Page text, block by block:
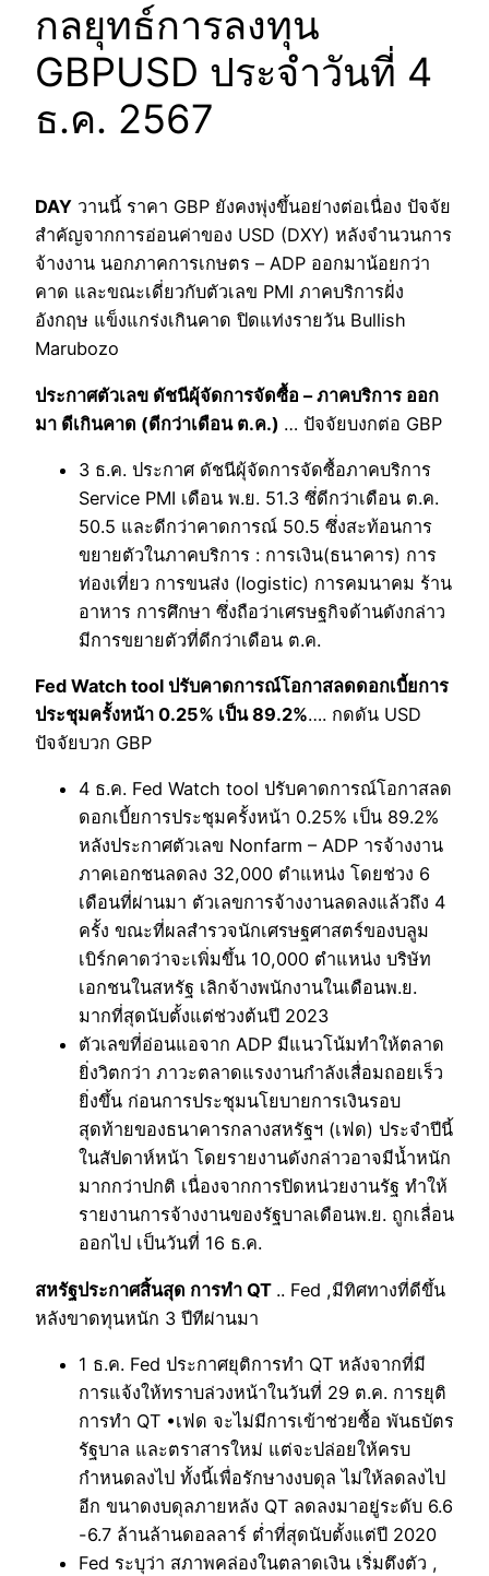
กลยุทธ์การลงทุน
GBPUSD ประจำวันที่ 4
ธ.ค. 2567
DAY วานนี้ ราคา GBP ยังคงพุ่งขึ้นอย่างต่อเนื่อง ปัจจัย
สำคัญจากการอ่อนค่าของ USD (DXY) หลังจำนวนการ
จ้างงาน นอกภาคการเกษตร – ADP ออกมาน้อยกว่า
คาด และขณะเดี่ยวกับตัวเลข PMI ภาคบริการฝั่ง
อังกฤษ แข็งแกร่งเกินคาด ปิดแท่งรายวัน Bullish
Marubozo
ประกาศตัวเลข ดัชนีผุ้จัดการจัดซื้อ – ภาคบริการ ออก
มา ดีเกินคาด (ดีกว่าเดือน ต.ค.) … ปัจจัยบงกต่อ GBP
3 ธ.ค. ประกาศ ดัชนีผุ้จัดการจัดซื้อภาคบริการ
Service PMI เดือน พ.ย. 51.3 ซึ่ดีกว่าเดือน ต.ค.
50.5 และดีกว่าคาดการณ์ 50.5 ซึ่งสะท้อนการ
ขยายตัวในภาคบริการ : การเงิน(ธนาคาร) การ
ท่องเที่ยว การขนส่ง (logistic) การคมนาคม ร้าน
อาหาร การศึกษา ซึ่งถือว่าเศรษฐกิจด้านดังกล่าว
มีการขยายตัวที่ดีกว่าเดือน ต.ค.
Fed Watch tool ปรับคาดการณ์โอกาสลดดอกเบี้ยการ
ประชุมครั้งหน้า 0.25% เป็น 89.2%…. กดดัน USD
ปัจจัยบวก GBP
4 ธ.ค. Fed Watch tool ปรับคาดการณ์โอกาสลด
ดอกเบี้ยการประชุมครั้งหน้า 0.25% เป็น 89.2%
หลังประกาศตัวเลข Nonfarm – ADP ารจ้างงาน
ภาคเอกชนลดลง 32,000 ตำแหน่ง โดยช่วง 6
เดือนที่ผ่านมา ตัวเลขการจ้างงานลดลงแล้วถึง 4
ครั้ง ขณะที่ผลสำรวจนักเศรษฐศาสตร์ของบลูม
เบิร์กคาดว่าจะเพิ่มขึ้น 10,000 ตำแหน่ง บริษัท
เอกชนในสหรัฐ เลิกจ้างพนักงานในเดือนพ.ย.
มากที่สุดนับตั้งแต่ช่วงต้นปี 2023
ตัวเลขที่อ่อนแอจาก ADP มีแนวโน้มทำให้ตลาด
ยิ่งวิตกว่า ภาวะตลาดแรงงานกำลังเสื่อมถอยเร็ว
ยิ่งขึ้น ก่อนการประชุมนโยบายการเงินรอบ
สุดท้ายของธนาคารกลางสหรัฐฯ (เฟด) ประจำปีนี้
ในสัปดาห์หน้า โดยรายงานดังกล่าวอาจมีน้ำหนัก
มากกว่าปกติ เนื่องจากการปิดหน่วยงานรัฐ ทำให้
รายงานการจ้างงานของรัฐบาลเดือนพ.ย. ถูกเลื่อน
ออกไป เป็นวันที่ 16 ธ.ค.
สหรัฐประกาศสิ้นสุด การทำ QT .. Fed ,มีทิศทางที่ดีขึ้น
หลังขาดทุนหนัก 3 ปีทีผ่านมา
1 ธ.ค. Fed ประกาศยุติการทำ QT หลังจากที่มี
การแจ้งให้ทราบล่วงหน้าในวันที่ 29 ต.ค. การยุติ
การทำ QT •เฟด จะไม่มีการเข้าช่วยซื้อ พันธบัตร
รัฐบาล และตราสารใหม่ แต่จะปล่อยให้ครบ
กำหนดลงไป ทั้งนี้เพื่อรักษางงบดุล ไม่ให้ลดลงไป
อีก ขนาดงบดุลภายหลัง QT ลดลงมาอยู่ระดับ 6.6
-6.7 ล้านล้านดอลลาร์ ต่ำที่สุดนับตั้งแต่ปี 2020
Fed ระบุว่า สภาพคล่องในตลาดเงิน เริ่มตึงตัว ,